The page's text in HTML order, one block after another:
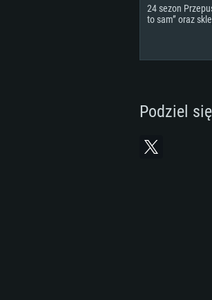
24 sezon
to sam” oraz
Podziel